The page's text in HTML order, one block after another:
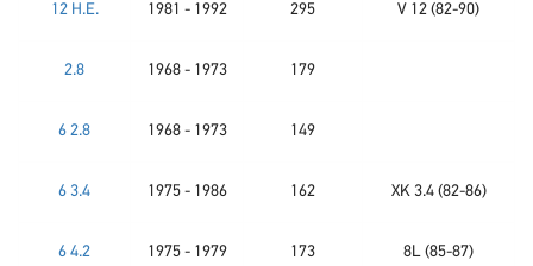
12 H.E. 1981 - 1992 295 V 12 (82-90)
2.8 1968 - 1973 179
6 2.8 1968 - 1973 149
6 3.4 1975 - 1986 162 XK 3.4 (82-86)
6 4.2 1975 - 1979 173 8L (85-87)